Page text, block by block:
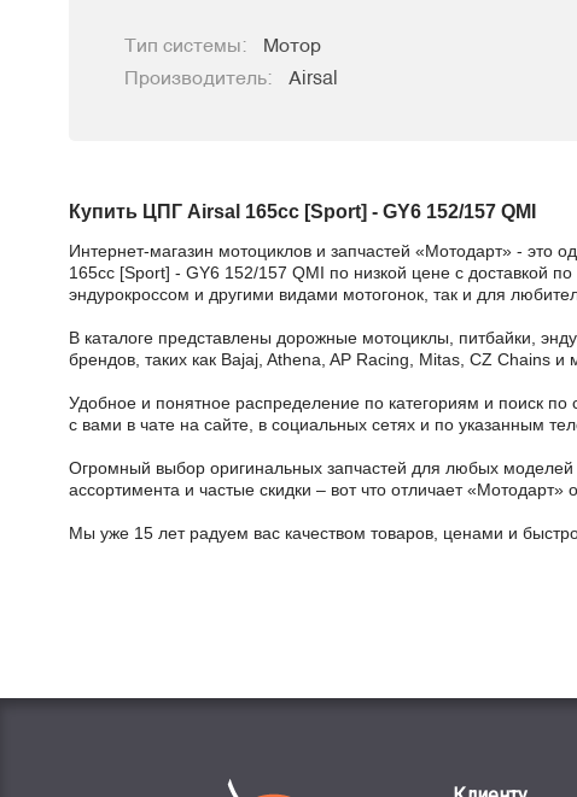
Тип системы: Мотор
Производитель:
Airsal
Купить ЦПГ Airsal 165cc [Sport] - GY6 152/157 QMI
Интернет-магазин мотоциклов и запчастей «Мотодарт» - это
165cc [Sport] - GY6 152/157 QMI по низкой цене с доставкой
эндурокроссом и другими видами мотогонок, так и для
В каталоге представлены дорожные мотоциклы, питбайки,
брендов, таких как Bajaj, Athena, AP Racing, Mitas, CZ Chains и
Удобное и понятное распределение по категориям и поиск
с вами в чате на сайте, в социальных сетях и по указанным
Огромный выбор оригинальных запчастей для любых моделей
ассортимента и частые скидки – вот что отличает «Мотодарт»
Мы уже 15 лет радуем вас качеством товаров, ценами и